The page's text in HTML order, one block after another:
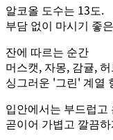
알코올 도수는 13도.
부담 없이 마시기 좋
잔에 따르는 순간
머스캣, 자몽, 감귤,
싱그러운 '그린' 계열
입안에서는 부드럽
곧이어 가볍고 깔끔